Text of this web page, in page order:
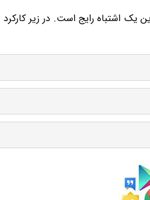
اشتباه رایج است. در زیر کارکرد